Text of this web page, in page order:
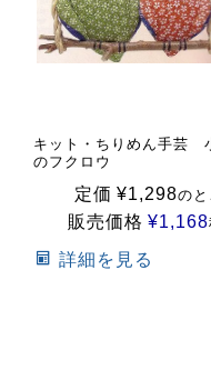
キット・ちりめん手芸
のフクロウ
定価 ¥1,298のと
販売価格 ¥1,168
詳細を見る